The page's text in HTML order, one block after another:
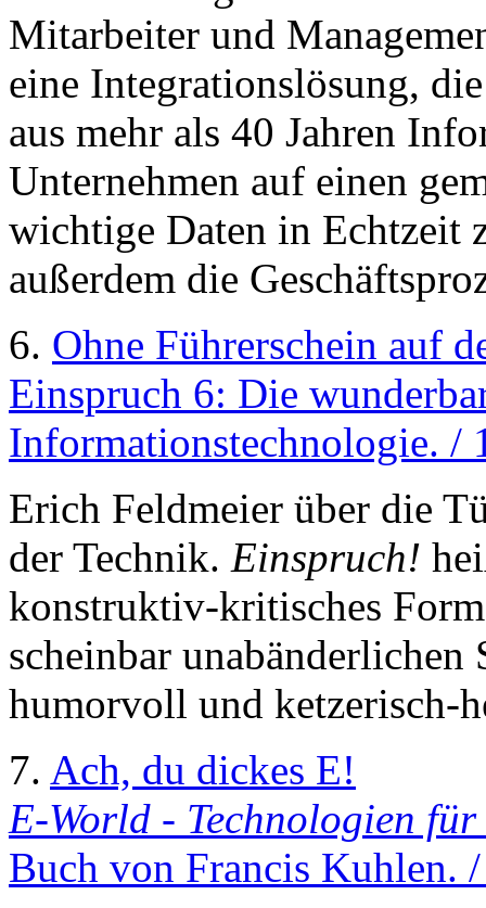
Mitarbeiter und
eine Integrationslösung,
aus mehr als 40 Jahren
Unternehmen auf einen
wichtige Daten in Echtzeit
außerdem die
6. Ohne Führerschein auf
Einspruch 6: Die
Informationstechnologie. /
Erich Feldmeier über die
der Technik. Einspruch!
konstruktiv-kritisches
scheinbar
humorvoll und ketzerisch-
7. Ach, du dickes E!
E-World - Technologien
Buch von Francis Kuhlen.